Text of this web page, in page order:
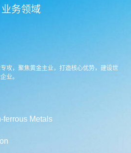
业务领域
攻，聚焦黄金主业，打造核心优势，建设世
业。
ferrous Metals